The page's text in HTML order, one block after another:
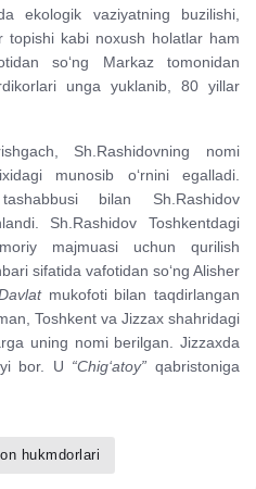
ekologik vaziyatning buzilishi,
topishi kabi noxush holatlar ham
so‘ng Markaz tomonidan
unga yuklanib, 80 yillar
Sh.Rashidovning nomi
munosib o‘rnini egalladi.
bilan Sh.Rashidov
Sh.Rashidov Toshkentdagi
majmuasi uchun qurilish
sifatida vafotidan so‘ng Alisher
mukofoti bilan taqdirlangan
Toshkent va Jizzax shahridagi
uning nomi berilgan. Jizzaxda
bor. U “Chig‘atoy”qabristoniga
hukmdorlari